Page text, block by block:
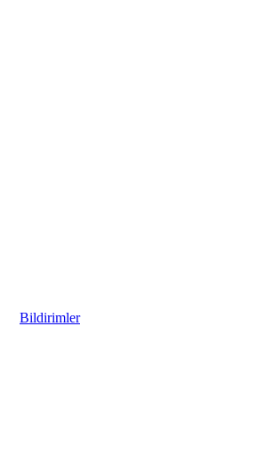
Bildirimler